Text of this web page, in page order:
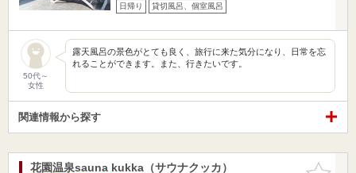
日帰り 貸切風呂、個室風呂
50代～
女性
露天風呂の景色がとても良く、旅行に来た気分になり、日常を忘
れることができます。また、行きたいです。
関連情報から探す
お気に入
花園温泉sauna kukka（サウナクッカ）